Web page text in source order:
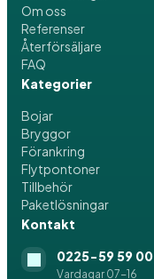
Om oss
Referenser
Återförsäljare
FAQ
Kategorier
Bojar
Bryggor
Förankring
Flytpontoner
Tillbehör
Paketlösningar
Kontakt
0225-59 59 00
Vardagar 07-16